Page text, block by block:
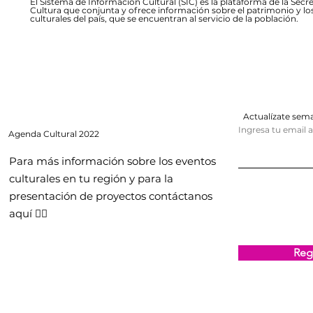
Cultura que conjunta y ofrece información sobre el patrimonio y
culturales del país, que se encuentran al servicio de la población.
Agenda Cultural 2022
Para más información sobre los eventos
culturales en tu región y para la
presentación de proyectos contáctanos
aquí 👇🏻
Actualízate
Ingresa tu email